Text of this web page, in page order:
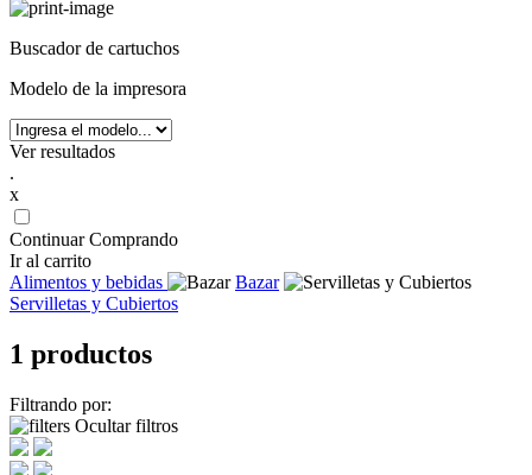
Buscador de cartuchos
Modelo de la impresora
Ver resultados
.
x
Continuar Comprando
Ir al carrito
Alimentos y bebidas
Bazar
Servilletas y Cubiertos
1 productos
Filtrando por:
Ocultar filtros